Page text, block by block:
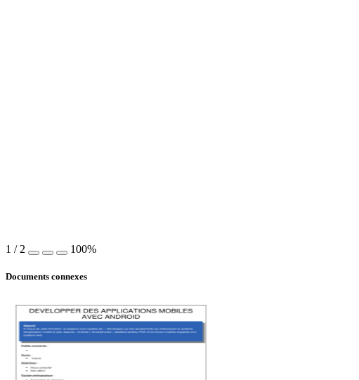
1 / 2 100%
Documents connexes